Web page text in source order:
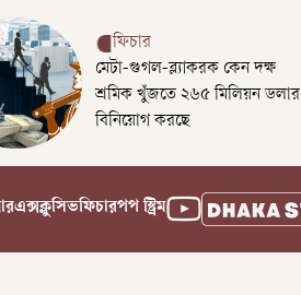
ফিচার
মেটা-গুগল-ব্ল্যাকরক কেন দক্ষ
শ্রমিক খুঁজতে ২৬৫ মিলিয়ন ডলার
বিনিয়োগ করছে
এক্সক্লুসিভফিচারপপ স্ট্রিম